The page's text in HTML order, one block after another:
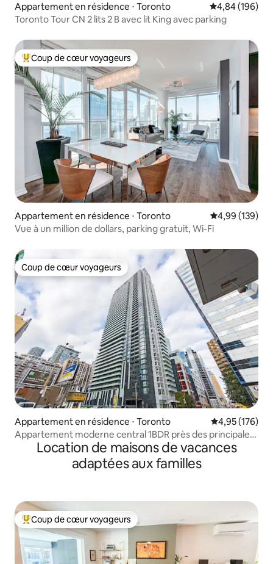
Appartement en résidence ⋅ Toronto Évaluation
4,84 (196)
Toronto Tour CN 2 lits 2 B avec lit King avec parking
Coups de cœur voyageurs les plus appréciés
Coup de cœur voyageurs
Appartement en résidence ⋅ Toronto Évaluation
4,99 (139)
Vue à un million de dollars, parking gratuit, Wi-Fi
Coup de cœur voyageurs
Coup de cœur voyageurs
Appartement en résidence ⋅ Toronto Évaluation
4,95 (176)
Appartement moderne central 1BDR près des principales
attractions
Location de maisons de vacances
adaptées aux familles
Coups de cœur voyageurs les plus appréciés
Coup de cœur voyageurs